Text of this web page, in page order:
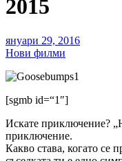
2015
януари 29, 2016
Нови филми
[sgmb id=“1″]
Искате приключение?
приключение.
Какво става, когато се